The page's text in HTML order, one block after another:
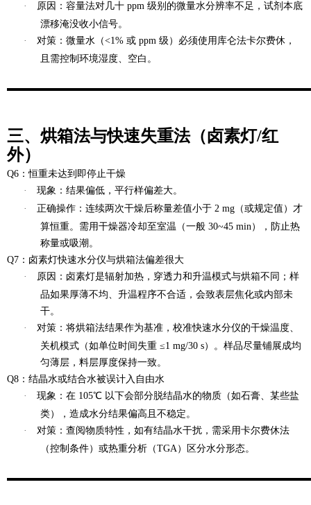
·
原因 ：容量法对几十 ppm 级别的微量水分辨率不足，试剂本底
漂移淹没收小信号。
·
对策 ：微量水（<1% 或 ppm 级）必须使用库仑法卡尔费休，
且需控制环境湿度、空白。
三、烘箱法与快速失重法（卤素灯/红
外）
Q6：恒重未达到即停止干燥
·
现象 ：结果偏低，平行样偏差大。
·
正确操作 ：连续两次干燥后称量差值小于 2 mg（或规定值）才
算恒重。需用干燥器冷却至室温（一般 30~45 min），防止热
称量或吸潮。
Q7：卤素灯快速水分仪与烘箱法偏差很大
·
原因 ：卤素灯是辐射加热，穿透力和升温模式与烘箱不同；样
品如果厚薄不均、升温程序不合适，会致表层焦化或内部未
干。
·
对策 ：将烘箱法结果作为基准，校准快速水分仪的干燥温度、
关机模式（如单位时间失重 ≤1 mg/30 s）。样品尽量铺展成均
匀薄层，料层厚度保持一致。
Q8：结晶水或结合水被误计入自由水
·
现象 ：在 105℃ 以下会部分脱结晶水的物质（如石膏、某些盐
类），造成水分结果偏高且不稳定。
·
对策 ：查阅物质特性，如有结晶水干扰，需采用卡尔费休法
（控制条件）或热重分析（TGA）区分水分形态。